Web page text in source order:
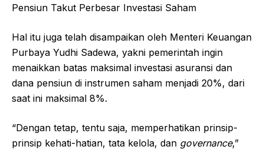
Pensiun Takut Perbesar Investasi Saham
Hal itu juga telah disampaikan oleh Menteri Keuangan
Purbaya Yudhi Sadewa, yakni pemerintah ingin
menaikkan batas maksimal investasi asuransi dan
dana pensiun di instrumen saham menjadi 20%, dari
saat ini maksimal 8%.
“Dengan tetap, tentu saja, memperhatikan prinsip-
prinsip kehati-hatian, tata kelola, dan governance,”